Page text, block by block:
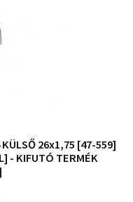
KÜLSŐ 26x1,75 [47-559]
- KIFUTÓ TERMÉK